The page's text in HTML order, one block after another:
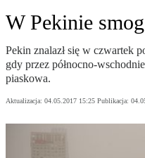
W Pekinie
Pekin znalazł się w czwartek
gdy przez północno-
piaskowa.
Aktualizacja: 04.05.2017 15:25 Publikacja: